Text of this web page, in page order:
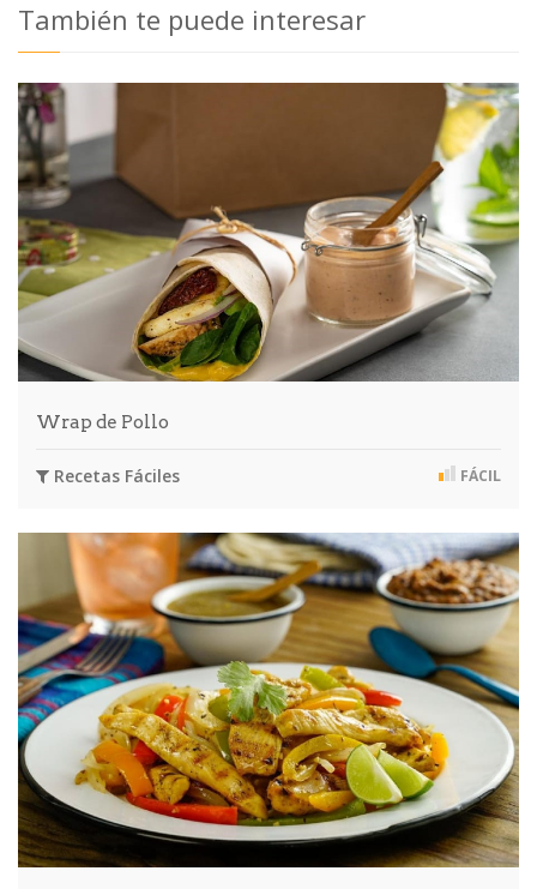
También te puede interesar
Wrap de Pollo
Recetas Fáciles FÁCIL